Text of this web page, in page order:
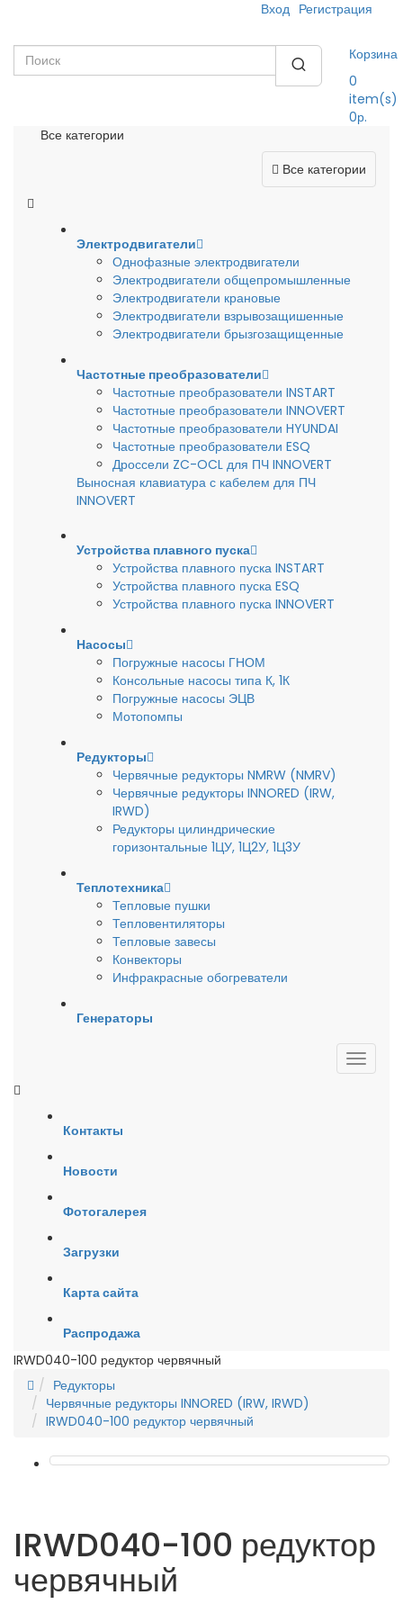
Вход Регистрация
Корзина
0
item(s)
0р.
Все категории
Все категории
Электродвигатели
Однофазные электродвигатели
Электродвигатели общепромышленные
Электродвигатели крановые
Электродвигатели взрывозащишенные
Электродвигатели брызгозащищенные
Частотные преобразователи
Частотные преобразователи INSTART
Частотные преобразователи INNOVERT
Частотные преобразователи HYUNDAI
Частотные преобразователи ESQ
Дроссели ZC-OCL для ПЧ INNOVERT
Выносная клавиатура с кабелем для ПЧ
INNOVERT
Устройства плавного пуска
Устройства плавного пуска INSTART
Устройства плавного пуска ESQ
Устройства плавного пуска INNOVERT
Насосы
Погружные насосы ГНОМ
Консольные насосы типа К, 1К
Погружные насосы ЭЦВ
Мотопомпы
Редукторы
Червячные редукторы NMRW (NMRV)
Червячные редукторы INNORED (IRW,
IRWD)
Редукторы цилиндрические
горизонтальные 1ЦУ, 1Ц2У, 1Ц3У
Теплотехника
Тепловые пушки
Тепловентиляторы
Тепловые завесы
Конвекторы
Инфракрасные обогреватели
Генераторы
Контакты
Новости
Фотогалерея
Загрузки
Карта сайта
Распродажа
IRWD040-100 редуктор червячный
Редукторы
Червячные редукторы INNORED (IRW, IRWD)
IRWD040-100 редуктор червячный
IRWD040-100 редуктор
червячный